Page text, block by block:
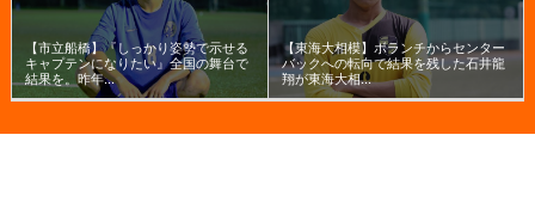
【市立船橋】『しっかり姿勢で示せる
キャプテンになりたい』全国の舞台で
結果を。昨年...
【東海大相模】ボランチからセンター
バックへの転向で結果を残した石井龍
翔が東海大相...